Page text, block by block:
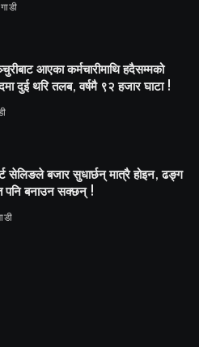
आएका कर्मचारीमाथि हदैसम्मको
दुई थरि तलब, वर्षमै ९२ हजार घाटा !
सेलिङले बजार सुधार्छन् मात्रै होइन, ढङ्ग
पनि बनाउन सक्छन् !